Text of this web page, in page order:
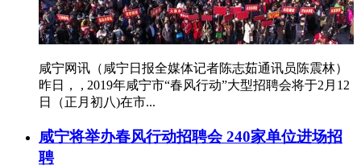
咸宁网讯（咸宁日报全媒体记者陈志茹通讯员陈震林）
昨日， , 2019年咸宁市“春风行动”大型招聘会将于2月12
日（正月初八)在市...
咸宁将举办春风行动招聘会 240家单位进场招
聘